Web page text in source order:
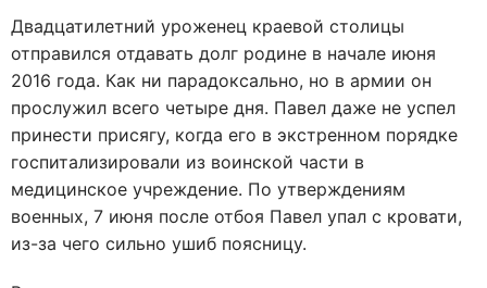
Двадцатилетний уроженец краевой столицы
отправился отдавать долг родине в начале июня
2016 года. Как ни парадоксально, но в армии он
прослужил всего четыре дня. Павел даже не успел
принести присягу, когда его в экстренном порядке
госпитализировали из воинской части в
медицинское учреждение. По утверждениям
военных, 7 июня после отбоя Павел упал с кровати,
из-за чего сильно ушиб поясницу.